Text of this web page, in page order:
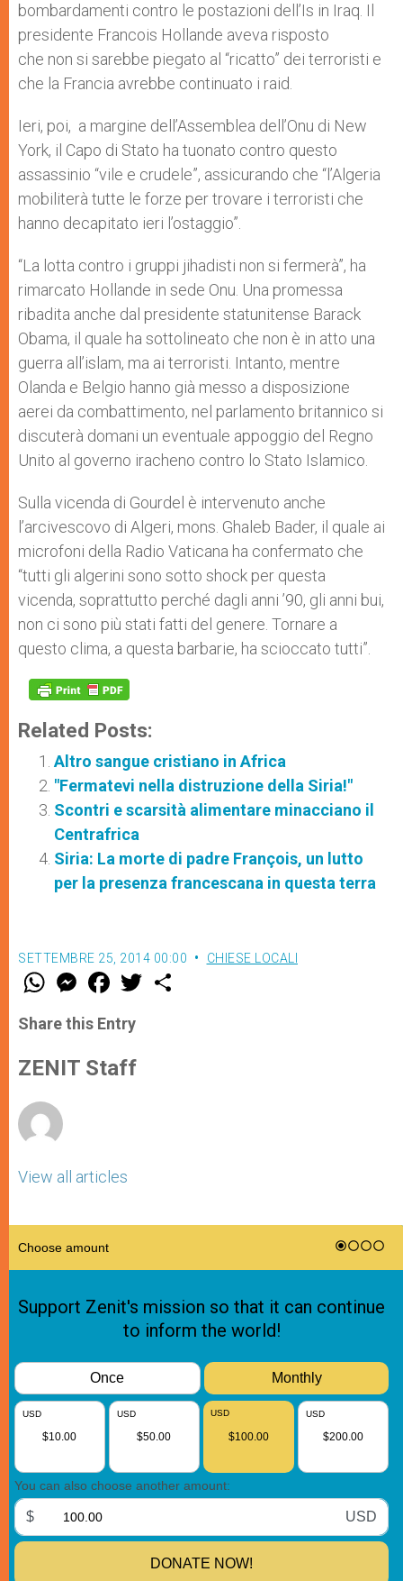
bombardamenti contro le postazioni dell’Is in Iraq. Il
presidente Francois Hollande aveva risposto
che non si sarebbe piegato al “ricatto” dei terroristi e
che la Francia avrebbe continuato i raid.
Ieri, poi, a margine dell’Assemblea dell’Onu di New
York, il Capo di Stato ha tuonato contro questo
assassinio “vile e crudele”, assicurando che “l’Algeria
mobiliterà tutte le forze per trovare i terroristi che
hanno decapitato ieri l’ostaggio”.
“La lotta contro i gruppi jihadisti non si fermerà”, ha
rimarcato Hollande in sede Onu. Una promessa
ribadita anche dal presidente statunitense Barack
Obama, il quale ha sottolineato che non è in atto una
guerra all’islam, ma ai terroristi. Intanto, mentre
Olanda e Belgio hanno già messo a disposizione
aerei da combattimento, nel parlamento britannico si
discuterà domani un eventuale appoggio del Regno
Unito al governo iracheno contro lo Stato Islamico.
Sulla vicenda di Gourdel è intervenuto anche
l’arcivescovo di Algeri, mons. Ghaleb Bader, il quale ai
microfoni della Radio Vaticana ha confermato che
“tutti gli algerini sono sotto shock per questa
vicenda, soprattutto perché dagli anni ’90, gli anni bui,
non ci sono più stati fatti del genere. Tornare a
questo clima, a questa barbarie, ha scioccato tutti”.
Related Posts:
Altro sangue cristiano in Africa
"Fermatevi nella distruzione della Siria!"
Scontri e scarsità alimentare minacciano il
Centrafrica
Siria: La morte di padre François, un lutto
per la presenza francescana in questa terra
SETTEMBRE 25, 2014 00:00 CHIESE LOCALI
W
t
s
p
p
M
e
s
e
g
e
F
a
e
b
o
k
w
Share this Entry
ZENIT Staff
View all articles